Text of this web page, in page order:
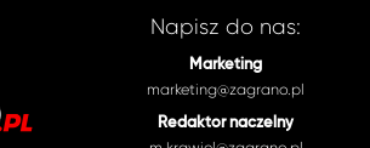
Napisz do nas:
Marketing
marketing@zagrano.pl
Redaktor naczelny